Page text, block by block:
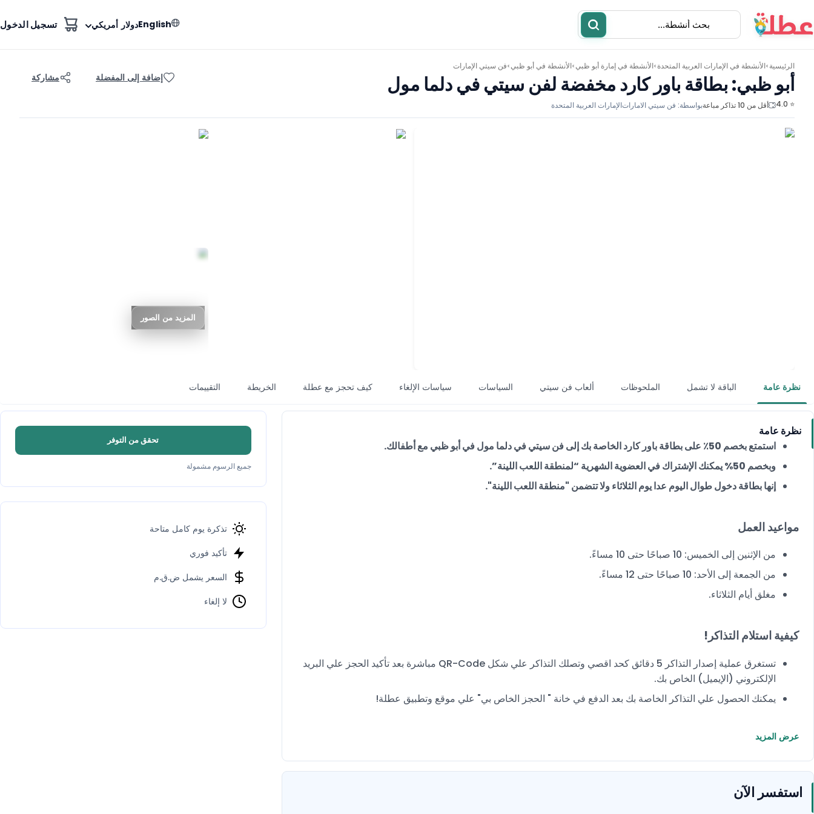
Englishدولار أمريكي تسجيل الدخول
أنشطة مطاعم
الرئيسية >الأنشطة فيالإمارات العربية المتحدة >الأنشطة فيإمارة أبو ظبي>الأنشطة فيأبو ظبي>فن سيتي الإمارات
أبو ظبي: بطاقة باور كارد مخفضة لفن سيتي في دلما مول
⭐ 4.0 أقل من 10 تذاكر مباعة بواسطة: فن سيتي الاماراتالإمارات العربية المتحدة
إضافة إلى المفضلة مشاركة
المزيد من الصور
نظرة عامة الباقة لا تشمل الملحوظات ألعاب فن سيتي السياسات سياسات الإلغاء كيف تحجز مع عطلة الخريطة التقييمات
نظرة عامة
استمتع بخصم 50٪ على بطاقة باور كارد الخاصة بك إلى فن سيتي في دلما مول في أبو ظبي مع أطفالك.
وبخصم 50% يمكنك الإشتراك في العضوية الشهرية “لمنطقة اللعب اللينة”.
إنها بطاقة دخول طوال اليوم عدا يوم الثلاثاء ولا تتضمن "منطقة اللعب اللينة".
مواعيد العمل
من الإثنين إلى الخميس: 10 صباحًا حتى 10 مساءً.
من الجمعة إلى الأحد: 10 صباحًا حتى 12 مساءً.
مغلق أيام الثلاثاء.
كيفية استلام التذاكر!
تستغرق عملية إصدار التذاكر 5 دقائق كحد اقصي وتصلك التذاكر علي شكل QR-Code مباشرة بعد تأكيد الحجز علي البريد
الإلكتروني (الإيميل) الخاص بك.
يمكنك الحصول علي التذاكر الخاصة بك بعد الدفع في خانة " الحجز الخاص بي" علي موقع وتطبيق عطلة!
عرض المزيد
استفسر الآن
تحقق من التوفر
جميع الرسوم مشمولة
تذكرة يوم كامل متاحة
تأكيد فوري
السعر يشمل ض.ق.م
لا إلغاء